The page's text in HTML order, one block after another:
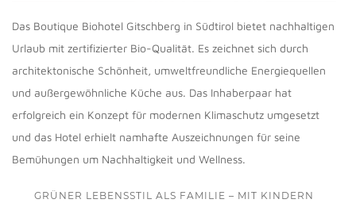
Das Boutique Biohotel Gitschberg in Südtirol bietet nachhaltigen
Urlaub mit zertifizierter Bio-Qualität. Es zeichnet sich durch
architektonische Schönheit, umweltfreundliche Energiequellen
und außergewöhnliche Küche aus. Das Inhaberpaar hat
erfolgreich ein Konzept für modernen Klimaschutz umgesetzt
und das Hotel erhielt namhafte Auszeichnungen für seine
Bemühungen um Nachhaltigkeit und Wellness.
GRÜNER LEBENSSTIL ALS FAMILIE – MIT KINDERN